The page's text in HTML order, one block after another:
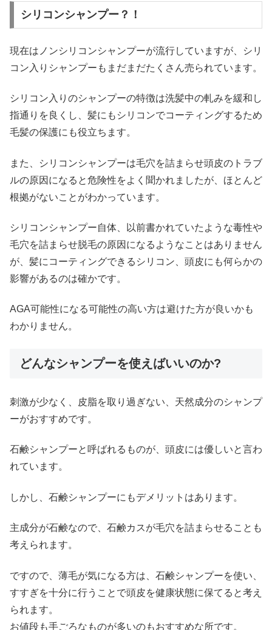
シリコンシャンプー？！
現在はノンシリコンシャンプーが流行していますが、シリ
コン入りシャンプーもまだまだたくさん売られています。
シリコン入りのシャンプーの特徴は洗髪中の軋みを緩和し
指通りを良くし、髪にもシリコンでコーティングするため
毛髪の保護にも役立ちます。
また、シリコンシャンプーは毛穴を詰まらせ頭皮のトラブ
ルの原因になると危険性をよく聞かれましたが、ほとんど
根拠がないことがわかっています。
シリコンシャンプー自体、以前書かれていたような毒性や
毛穴を詰まらせ脱毛の原因になるようなことはありません
が、髪にコーティングできるシリコン、頭皮にも何らかの
影響があるのは確かです。
AGA可能性になる可能性の高い方は避けた方が良いかも
わかりません。
どんなシャンプーを使えばいいのか?
刺激が少なく、皮脂を取り過ぎない、天然成分のシャンプ
ーがおすすめです。
石鹸シャンプーと呼ばれるものが、頭皮には優しいと言わ
れています。
しかし、石鹸シャンプーにもデメリットはあります。
主成分が石鹸なので、石鹸カスが毛穴を詰まらせることも
考えられます。
ですので、薄毛が気になる方は、石鹸シャンプーを使い、
すすぎを十分に行うことで頭皮を健康状態に保てると考え
られます。
お値段も手ごろなものが多いのもおすすめな所です。